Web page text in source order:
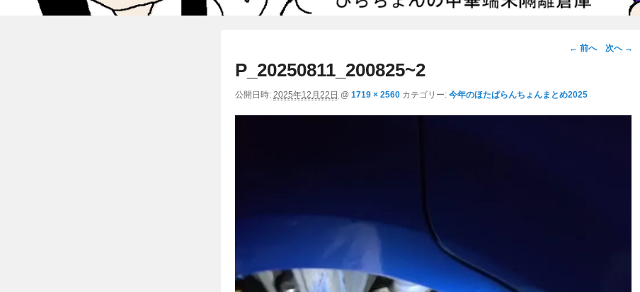
画
ビ
ゲ
← 前へ 次へ →
P_20250811_200825~2
公開日時: 2025年12月22日 @ 1719 × 2560 カテゴリー: 今年のほたぱらんちょんまとめ2025